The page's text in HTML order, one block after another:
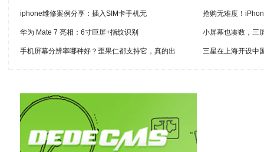
iphone维修案例分享：插入SIM卡手机无 抢购无难度！
华为 Mate 7 亮相：6寸巨屏+指纹识别 小屏幕也凑数，三
手机屏幕分辨率哪种好？歪果仁都支持它，真的出 三星在上海开设中